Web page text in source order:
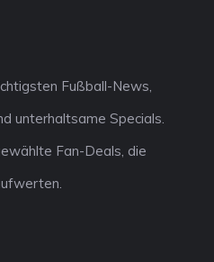
Fußball-News,
unterhaltsame Specials.
Fan-Deals, die